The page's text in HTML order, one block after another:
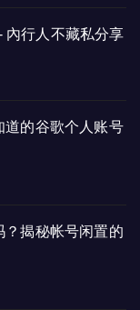
內行人不藏私分享
道的谷歌个人账号
？揭秘帐号闲置的